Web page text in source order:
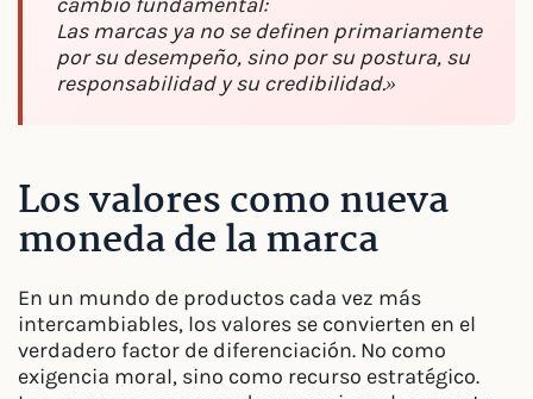
Las marcas ya no se definen primariamente
por su desempeño, sino por su postura, su
responsabilidad y su credibilidad.»
Los valores como nueva
moneda de la marca
En un mundo de productos cada vez más
intercambiables, los valores se convierten en el
verdadero factor de diferenciación. No como
exigencia moral, sino como recurso estratégico.